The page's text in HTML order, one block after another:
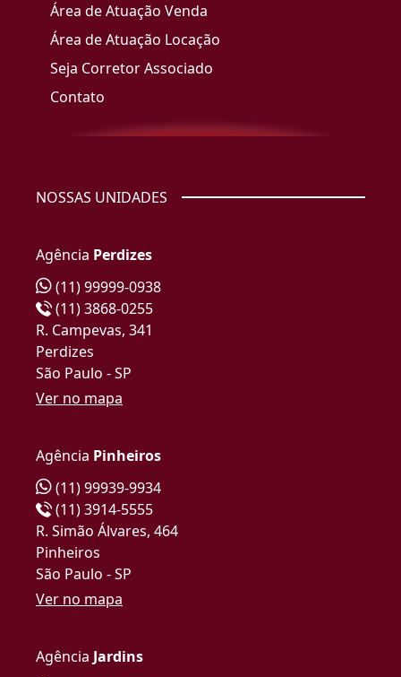
Área de Atuação Venda
Área de Atuação Locação
Seja Corretor Associado
Contato
NOSSAS UNIDADES
Agência Perdizes
(11) 99999-0938
(11) 3868-0255
R. Campevas, 341
Perdizes
São Paulo - SP
Ver no mapa
Agência Pinheiros
(11) 99939-9934
(11) 3914-5555
R. Simão Álvares, 464
Pinheiros
São Paulo - SP
Ver no mapa
Agência Jardins